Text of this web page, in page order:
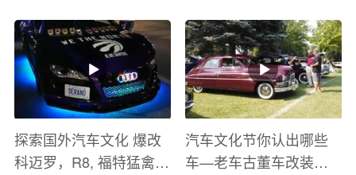
探索国外汽车文化 爆改
科迈罗，R8, 福特猛禽
汽车文化节你认出哪些
车—老车古董车改装车